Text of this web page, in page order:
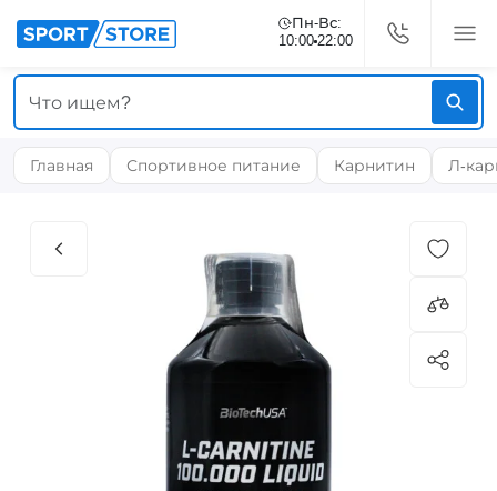
Пн-Вс:
10:00 22:00
Главная Спортивное питание Карнитин Л-